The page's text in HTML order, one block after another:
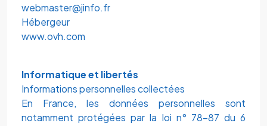
webmaster@jinfo.fr
Hébergeur
www.ovh.com
Informatique et libertés
Informations personnelles collectées
En France, les données personnelles sont
notamment protégées par la loi n° 78-87 du 6